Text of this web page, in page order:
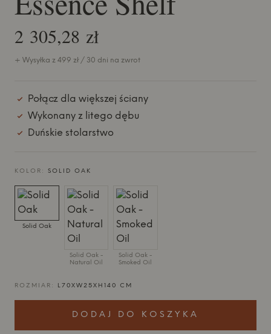
2 305,28 zł
+ Wysyłka z 499 zł / 30 dni na zwrot
Połącz dla większej ściany
Wykonany z litego dębu
Duńskie stolarstwo
KOLOR: SOLID OAK
Solid Oak
Solid Oak -
Natural Oil
Solid Oak -
Smoked Oil
ROZMIAR: L70XW25XH140 CM
DODAJ DO KOSZYKA